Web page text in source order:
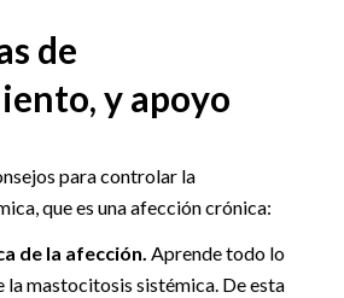
de
y apoyo
para controlar la
que es una afección crónica:
de la afección. Aprende todo lo
la mastocitosis sistémica. De esta